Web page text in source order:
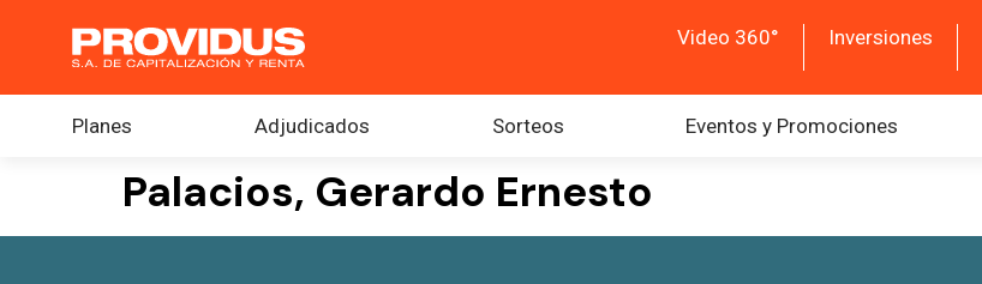
Video 360° Inversiones
Planes Adjudicados Sorteos Eventos y Promociones
Palacios, Gerardo Ernesto